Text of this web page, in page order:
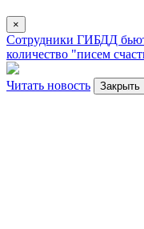
×
Сотрудники ГИБДД
количество "писем
Читать новость Закрыть